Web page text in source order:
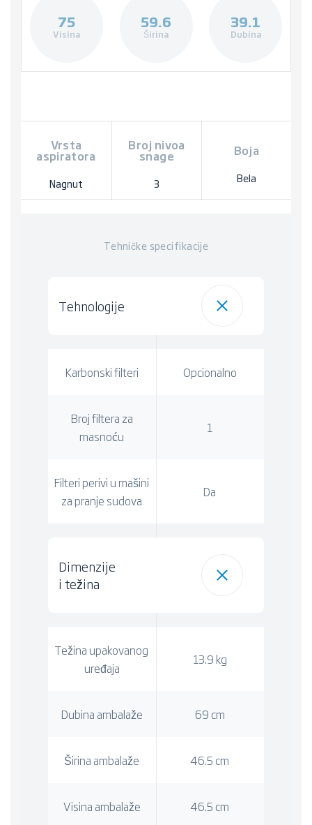
75
Visina
59.6
Širina
39.1
Dubina
Vrsta
aspiratora
Nagnut
Broj nivoa
snage
3
Boja
Bela
Tehničke specifikacije
Tehnologije
Karbonski filteri Opcionalno
Broj filtera za
masnoću
1
Filteri perivi u mašini
za pranje sudova
Da
Dimenzije
i težina
Težina upakovanog
uređaja
13.9 kg
Dubina ambalaže 69 cm
Širina ambalaže 46.5 cm
Visina ambalaže 46.5 cm